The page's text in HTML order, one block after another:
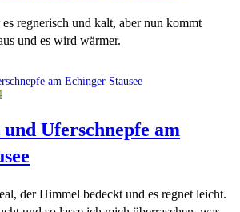
regnerisch und kalt, aber nun kommt
und es wird wärmer.
Uferschnepfe am
der Himmel bedeckt und es regnet leicht.